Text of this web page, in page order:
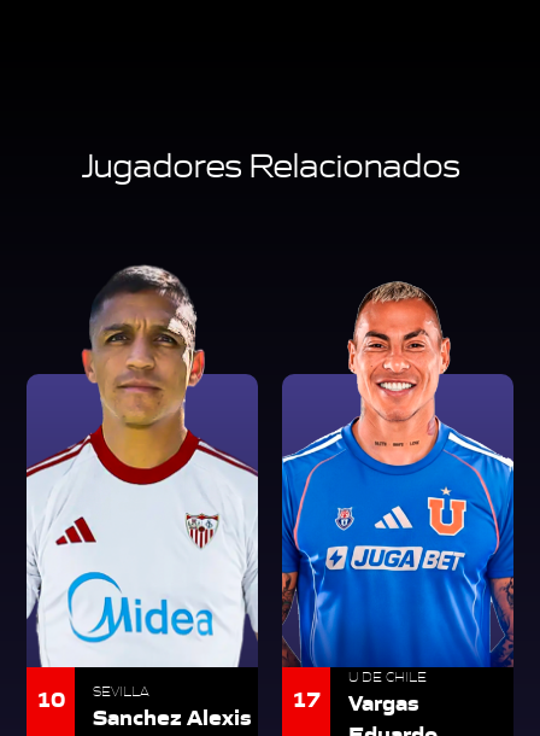
Jugadores Relacionados
10 SEVILLA
Sanchez Alexis
17
U DE CHILE
Vargas